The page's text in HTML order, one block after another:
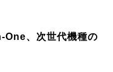
One、次世代機種の